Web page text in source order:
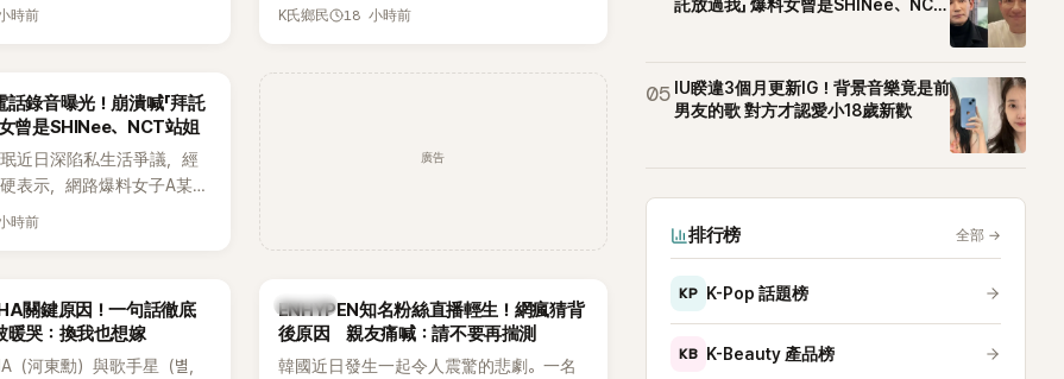
故事，笑稱兩人原本想享
前守貞」的原因之一。
時前
團不同，她們以濃厚的Hip-Hop元素、自
識度的新生代代表之一。
K氏鄉民 18 小時前
錄音曝光！崩潰喊「拜託
女曾是SHINee、NCT站姐
近日深陷私生活爭議，經
表示，網路爆料女子A某涉
珉，已正式採取法律行
如今，韓媒《Dispatch》再
話的錄音內容，而A也首
曾是SHINee、NCT等偶像
時前
廣告
關鍵原因！一句話徹底
暖哭：換我也想嫁
（河東勳）與歌手星（별，
K-POP
ENHYPEN知名粉絲直播輕生！網瘋猜背
後原因 親友痛喊：請不要再揣測
韓國近日發生一起令人震驚的悲劇。一名
託放過我」 爆料女曾是SHINee、NCT
05 IU睽違3個月更新IG！背景音樂竟是前
男友的歌 對方才認愛小18歲新歡
排行榜 全部 →
KP K-Pop 話題榜
KB K-Beauty 產品榜